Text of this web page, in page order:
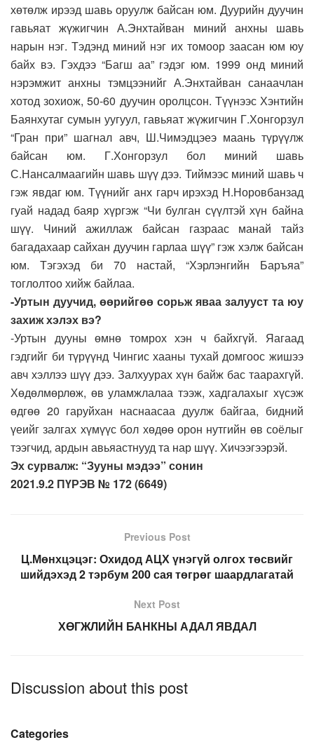
хөтөлж ирээд шавь оруулж байсан юм. Дуурийн дуучин
гавьяат жүжигчин А.Энхтайван миний анхны шавь
нарын нэг. Тэдэнд миний нэг их томоор заасан юм юу
байх вэ. Гэхдээ “Багш аа” гэдэг юм. 1999 онд миний
нэрэмжит анхны тэмцээнийг А.Энхтайван санаачлан
хотод зохиож, 50-60 дуучин оролцсон. Түүнээс Хэнтийн
Баянхутаг сумын уугуул, гавьяат жүжигчин Г.Хонгорзул
“Гран при” шагнал авч, Ш.Чимэдцэеэ маань түрүүлж
байсан юм. Г.Хонгорзул бол миний шавь
С.Нансалмаагийн шавь шүү дээ. Тиймээс миний шавь ч
гэж явдаг юм. Түүнийг анх гарч ирэхэд Н.Норовбанзад
гуай надад баяр хүргэж “Чи булган сүүлтэй хүн байна
шүү. Чиний ажиллаж байсан газраас манай тайз
багадахаар сайхан дуучин гарлаа шүү” гэж хэлж байсан
юм. Тэгэхэд би 70 настай, “Хэрлэнгийн Баръяа”
тоглолтоо хийж байлаа.
-Уртын дуучид, өөрийгөө сорьж яваа залууст та юу
захиж хэлэх вэ?
-Уртын дууны өмнө томрох хэн ч байхгүй. Яагаад
гэдгийг би түрүүнд Чингис хааны тухай домгоос жишээ
авч хэллээ шүү дээ. Залхуурах хүн байж бас таарахгүй.
Хөдөлмөрлөж, өв уламжлалаа тээж, хадгалахыг хүсэж
өдгөө 20 гаруйхан наснаасаа дуулж байгаа, бидний
үеийг залгах хүмүүс бол хөдөө орон нутгийн өв соёлыг
тээгчид, ардын авьяастнууд та нар шүү. Хичээгээрэй.
Эх сурвалж: “Зууны мэдээ” сонин
2021.9.2 ПҮРЭВ № 172 (6649)
Previous Post
Ц.Мөнхцэцэг: Охидод АЦХ үнэгүй олгох төсвийг
шийдэхэд 2 тэрбум 200 сая төгрөг шаардлагатай
Next Post
ХӨГЖЛИЙН БАНКНЫ АДАЛ ЯВДАЛ
Discussion about this post
Categories